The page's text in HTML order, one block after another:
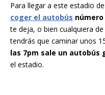
Para llegar a este estadio
coger el autobús número
te deja, o bien cualquiera
tendrás que caminar unos
las 7pm sale un autobús
el estadio.